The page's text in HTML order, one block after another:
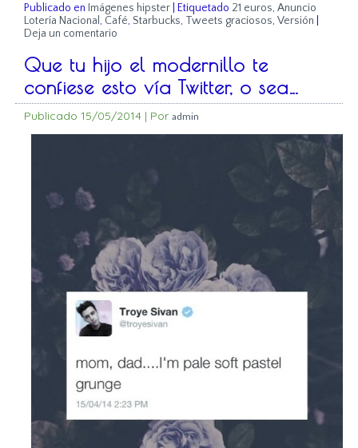
Publicado en Imágenes hipster Etiquetado 21 euros,Anuncio
Lotería Nacional , Café, Starbucks, Tweets graciosos,Versión
Deja un comentario
Que tu hijo el modernillo te
confiese esto vía Twitter, o sea…
Publicado 15/05/2014 | Por admin